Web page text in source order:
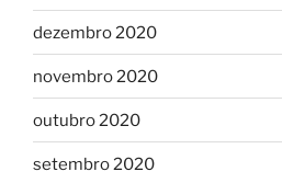
dezembro 2020
novembro 2020
outubro 2020
setembro 2020